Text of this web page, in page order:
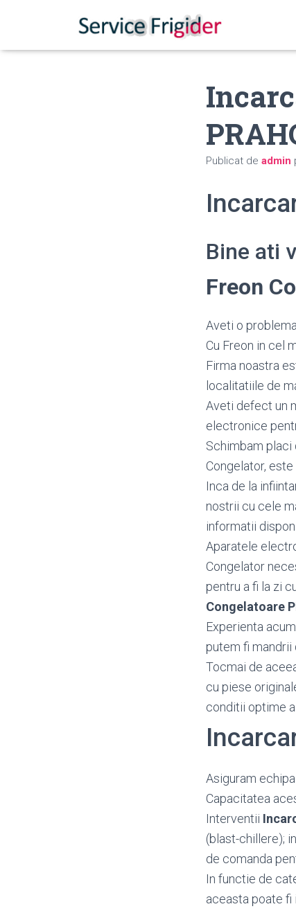
Publicat de admin
Bine ati
Freon
Aveti o
Cu Freon in cel
Firma noastra
localitatiile de
Aveti defect un
electronice
Schimbam placi
Congelator,
Inca de la
nostrii cu cele
informatii
Aparatele
Congelator
pentru a fi la zi
Congelatoare
Experienta
putem fi
Tocmai de
cu piese
conditii optime
Asiguram
Capacitatea
Interventii
(blast-chillere);
de comanda
In functie de
aceasta poate fi